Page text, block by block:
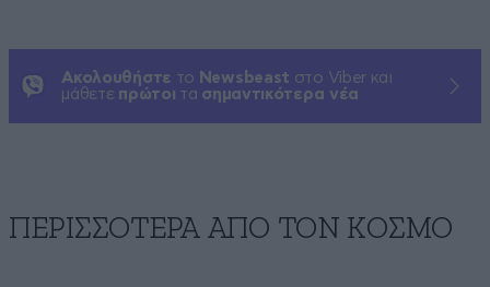
Ακολουθήστε το Newsbeast στο Viber και
μάθετε πρώτοι τα σημαντικότερα νέα
ΠΕΡΙΣΣΟΤΕΡΑ ΑΠΟ ΤΟΝ ΚΟΣΜΟ